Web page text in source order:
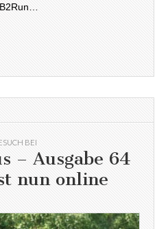
BEI
– Ausgabe 64
nun online